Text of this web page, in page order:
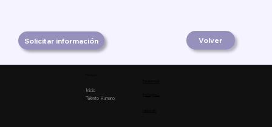
Solicitar información Volver
Inicio
Talento Humano